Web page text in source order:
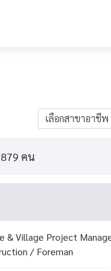
คน
& Village Project
/ Foreman